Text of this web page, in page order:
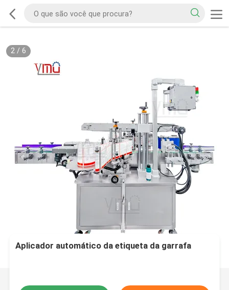
2/ 6
Aplicador automático da etiqueta da garrafa